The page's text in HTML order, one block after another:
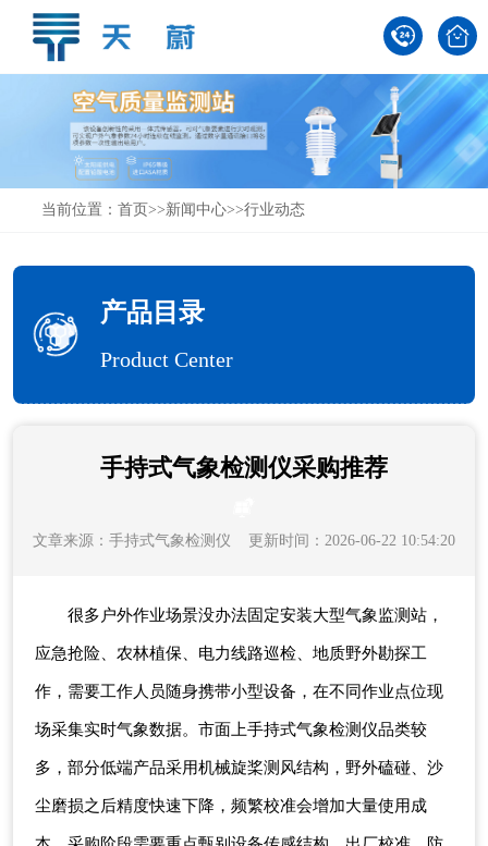
当前位置： 首页 >>新闻中心>>行业动态
产品目录
Product Center
手持式气象检测仪采购推荐
文章来源： 手持式气象检测仪 更新时间：2026-06-22 10:54:20
很多户外作业场景没办法固定安装大型气象监测站，
应急抢险、农林植保、电力线路巡检、地质野外勘探工
作，需要工作人员随身携带小型设备，在不同作业点位现
场采集实时气象数据。市面上手持式气象检测仪品类较
多，部分低端产品采用机械旋桨测风结构，野外磕碰、沙
尘磨损之后精度快速下降，频繁校准会增加大量使用成